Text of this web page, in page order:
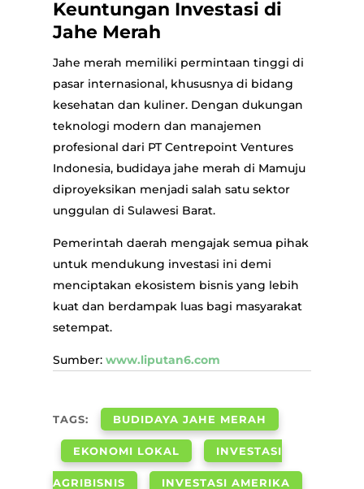
Keuntungan Investasi di
Jahe Merah
Jahe merah memiliki permintaan tinggi di
pasar internasional, khususnya di bidang
kesehatan dan kuliner. Dengan dukungan
teknologi modern dan manajemen
profesional dari PT Centrepoint Ventures
Indonesia, budidaya jahe merah di Mamuju
diproyeksikan menjadi salah satu sektor
unggulan di Sulawesi Barat.
Pemerintah daerah mengajak semua pihak
untuk mendukung investasi ini demi
menciptakan ekosistem bisnis yang lebih
kuat dan berdampak luas bagi masyarakat
setempat.
Sumber: www.liputan6.com
TAGS: BUDIDAYA JAHE MERAH
EKONOMI LOKAL INVESTASI
AGRIBISNIS INVESTASI AMERIKA